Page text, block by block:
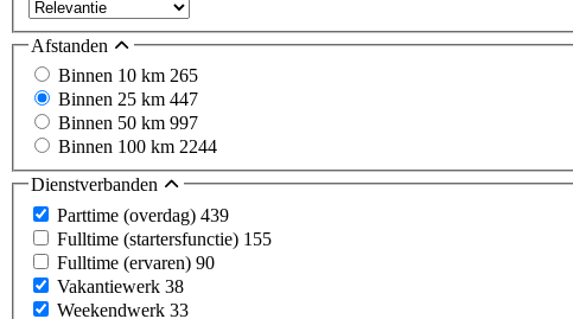
Afstanden
Binnen 10 km 265
Binnen 25 km 447
Binnen 50 km 997
Binnen 100 km 2244
Dienstverbanden
Parttime (overdag) 439
Fulltime (startersfunctie) 155
Fulltime (ervaren) 90
Vakantiewerk 38
Weekendwerk 33